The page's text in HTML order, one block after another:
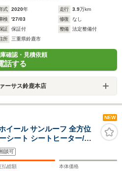
式 2020年 走行 3.9万km
検
'27/03 修復
なし
証
保証付 整備
法定整備付
所
三重県鈴鹿市
確認・見積依頼
話する
ーサス鈴鹿本店
NEW
ール サンルーフ 全方位
シート シートヒーター/エ
ートキー 純正ディスプレイ
セグTV Bluetooth ETC2.0
談可
払総額 本体価格